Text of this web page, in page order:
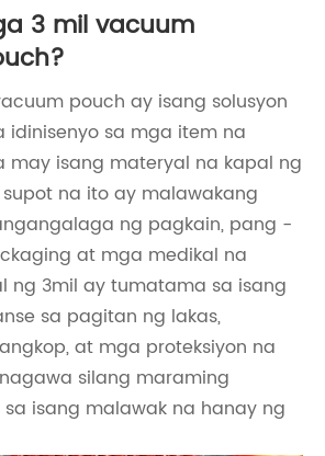
3 mil vacuum
pouch ay isang solusyon
idinisenyo sa mga item na
may isang materyal na kapal ng
na ito ay malawakang
ng pagkain, pang -
at mga medikal na
ng 3mil ay tumatama sa isang
sa pagitan ng lakas,
at mga proteksiyon na
silang maraming
isang malawak na hanay ng